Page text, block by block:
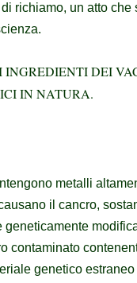
richiamo, un atto che
DEI
IN NATURA.
metalli
il cancro,
geneticamente
contaminato
genetico